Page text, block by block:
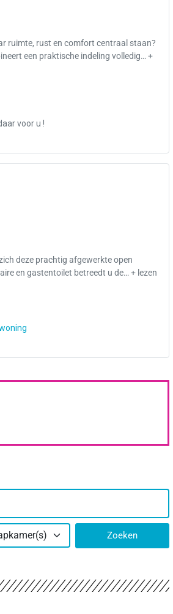
ruimte, rust en comfort centraal staan?
een praktische indeling volledig… +
deze prachtig afgewerkte open
en gastentoilet betreedt u de… + lezen
Zoeken